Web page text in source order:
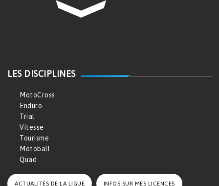
LES DISCIPLINES
MotoCross
Enduro
Trial
Vitesse
Tourisme
Motoball
Quad
ACTUALITÉS DE LA LIGUE INFOS SUR MES LICENCES